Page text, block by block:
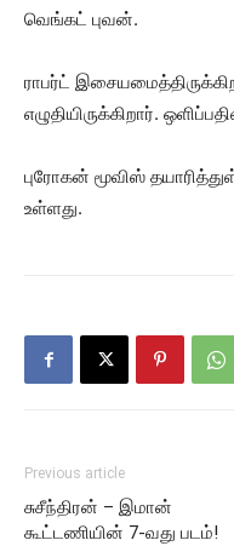
வெங்கட் புவன்.
ராபர்ட்
எழுதியிருக்கிறார்.
புரோகன் மூவிஸ்
உள்ளது.
Previous article
சுசீந்திரன் – இமான்
கூட்டணியின் 7-வது படம்!